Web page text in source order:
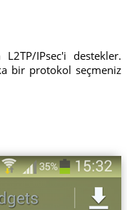
IPsec'i destekler.
bir protokol seçmeniz